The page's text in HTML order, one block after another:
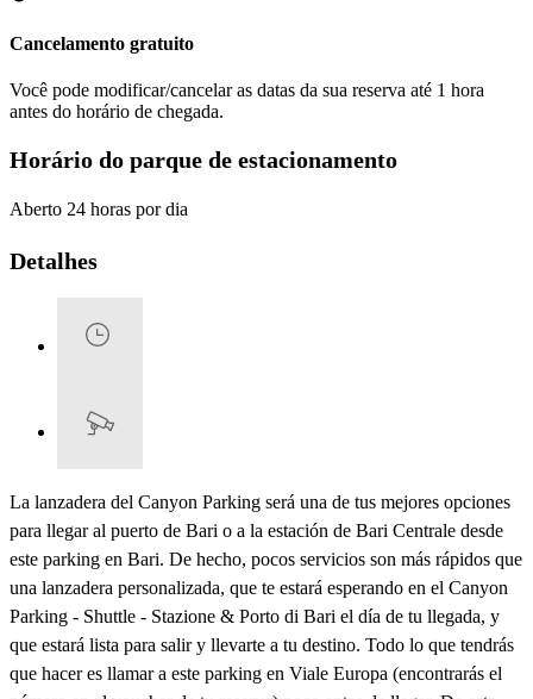
Cancelamento gratuito
Você pode modificar/cancelar as datas da sua reserva até 1 hora
antes do horário de chegada.
Horário do parque de estacionamento
Aberto 24 horas por dia
Detalhes
La lanzadera del Canyon Parking será una de tus mejores opciones
para llegar al puerto de Bari o a la estación de Bari Centrale desde
este parking en Bari. De hecho, pocos servicios son más rápidos que
una lanzadera personalizada, que te estará esperando en el Canyon
Parking - Shuttle - Stazione & Porto di Bari el día de tu llegada, y
que estará lista para salir y llevarte a tu destino. Todo lo que tendrás
que hacer es llamar a este parking en Viale Europa (encontrarás el